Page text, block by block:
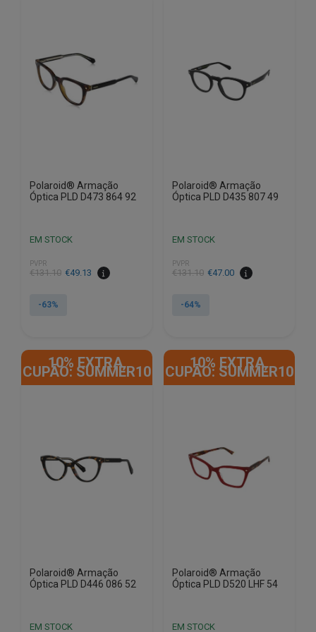
Polaroid® Armação
Óptica PLD D473 864 92
EM STOCK
PVPR
€131.10
O
original
€49.13
O
atual
-63%
Polaroid® Armação
Óptica PLD D435 807 49
EM STOCK
PVPR
€131.10
O
original
€47.00
O
atual
-64%
10% EXTRA,
CUPÃO: SUMMER10
Polaroid® Armação
Óptica PLD D446 086 52
EM STOCK
10% EXTRA,
CUPÃO: SUMMER10
Polaroid® Armação
Óptica PLD D520 LHF 54
EM STOCK